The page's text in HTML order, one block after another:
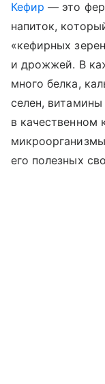
Кефир — это
напиток,
«кефирных
и дрожжей. В
много белка,
селен, витамины
в качественном
его полезных